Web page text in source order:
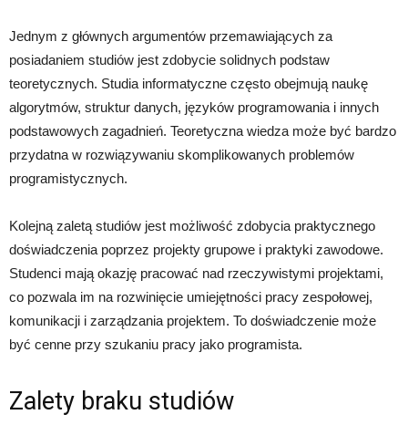
Jednym z głównych argumentów przemawiających za
posiadaniem studiów jest zdobycie solidnych podstaw
teoretycznych. Studia informatyczne często obejmują naukę
algorytmów, struktur danych, języków programowania i innych
podstawowych zagadnień. Teoretyczna wiedza może być bardzo
przydatna w rozwiązywaniu skomplikowanych problemów
programistycznych.
Kolejną zaletą studiów jest możliwość zdobycia praktycznego
doświadczenia poprzez projekty grupowe i praktyki zawodowe.
Studenci mają okazję pracować nad rzeczywistymi projektami,
co pozwala im na rozwinięcie umiejętności pracy zespołowej,
komunikacji i zarządzania projektem. To doświadczenie może
być cenne przy szukaniu pracy jako programista.
Zalety braku studiów